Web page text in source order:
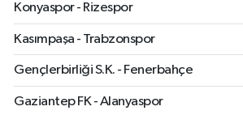
Konyaspor - Rizespor
Kasımpaşa - Trabzonspor
Gençlerbirliği S.K. - Fenerbahçe
Gaziantep FK - Alanyaspor